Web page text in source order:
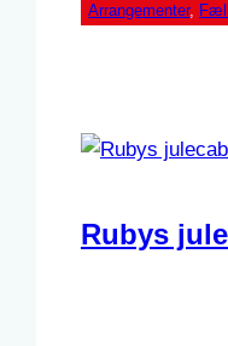
Arrangementer,
Rubys